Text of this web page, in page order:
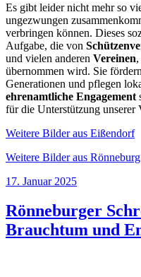
Es gibt leider nicht mehr so
ungezwungen
verbringen können. Dieses
Aufgabe, die von
und vielen anderen Vereinen,
übernommen wird. Sie
Generationen und pflegen
ehrenamtliche Engagement
für die Unterstützung unserer
Weitere Bilder aus Eißendorf
Weitere Bilder aus Rönneburg
Veröffentlicht
17. Januar 2025
Rönneburger
Brauchtum und